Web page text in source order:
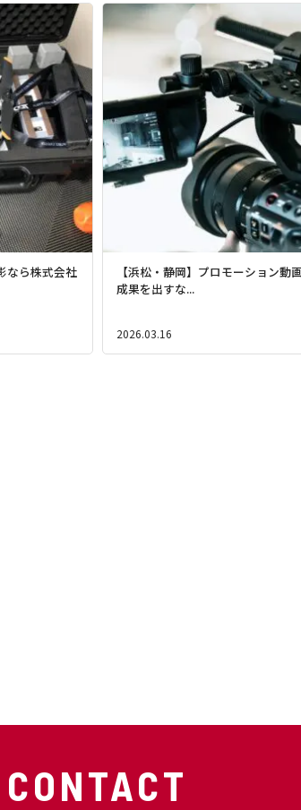
なら株式会社
【浜松・静岡】プロモーション動
成果を出すな...
2026.03.16
CONTACT